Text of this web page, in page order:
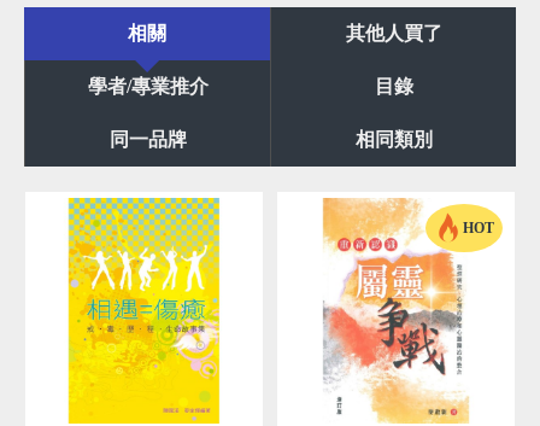
相關 其他人買了
學者/專業推介 目錄
同一品牌 相同類別
HOT